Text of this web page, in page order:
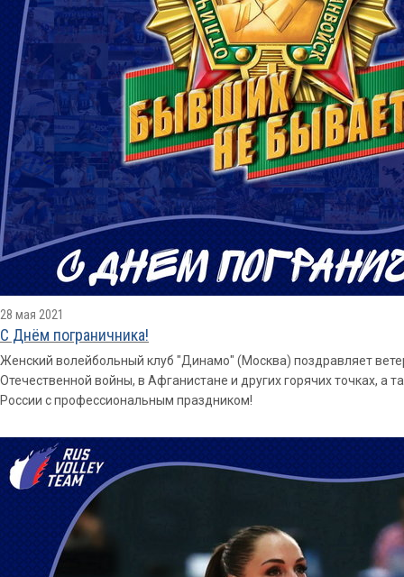
28 мая 2021
С Днём пограничника!
Женский волейбольный клуб "Динамо" (Москва) поздравляет
Отечественной войны, в Афганистане и других горячих точках,
России с профессиональным праздником!